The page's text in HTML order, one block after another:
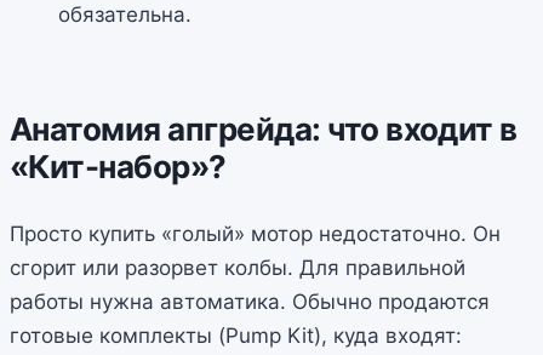
обязательна.
Анатомия апгрейда: что входит в
«Кит-набор»?
Просто купить «голый» мотор недостаточно. Он
сгорит или разорвет колбы. Для правильной
работы нужна автоматика. Обычно продаются
готовые комплекты (Pump Kit), куда входят: